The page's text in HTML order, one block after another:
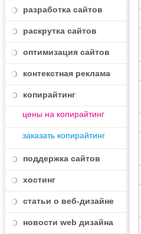
разработка сайтов
раскрутка сайтов
оптимизация сайтов
контекстная реклама
копирайтинг
цены на копирайтинг
заказать копирайтинг
поддержка сайтов
хостинг
статьи о веб-дизайне
новости web дизайна